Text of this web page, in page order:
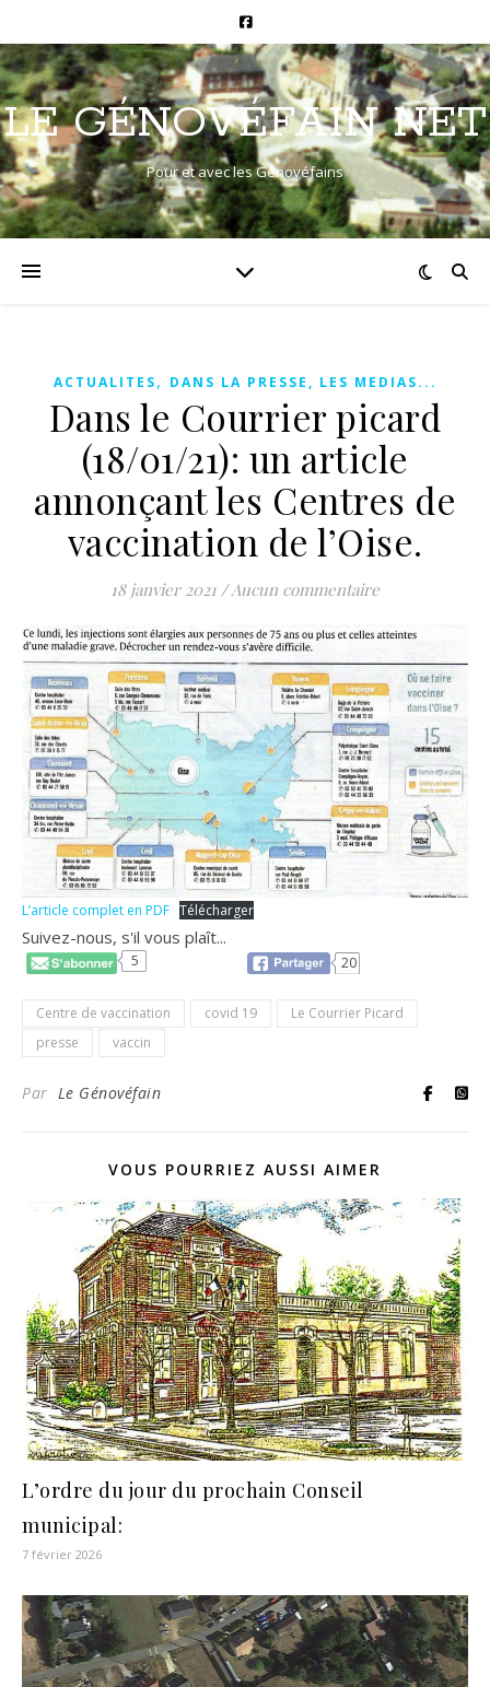
LE GÉNOVÉFAIN NET
Pour et avec les Génovéfains
ACTUALITES, DANS LA PRESSE, LES MEDIAS...
Dans le Courrier picard
(18/01/21): un article
annonçant les Centres de
vaccination de l’Oise.
18 janvier 2021 /Aucun commentaire
L’article complet en PDF Télécharger
Suivez-nous, s'il vous plaît...
5 20
Centre de vaccination covid 19
Le Courrier Picard
presse
vaccin
Par Le Génovéfain
VOUS POURRIEZ AUSSI AIMER
L’ordre du jour du prochain Conseil
municipal:
7 février 2026